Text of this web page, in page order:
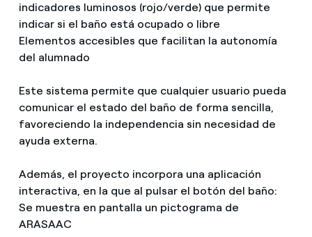
indicadores luminosos (rojo/verde) que permite
indicar si el baño está ocupado o libre
Elementos accesibles que facilitan la autonomía
del alumnado
Este sistema permite que cualquier usuario pueda
comunicar el estado del baño de forma sencilla,
favoreciendo la independencia sin necesidad de
ayuda externa.
Además, el proyecto incorpora una aplicación
interactiva, en la que al pulsar el botón del baño:
Se muestra en pantalla un pictograma de
ARASAAC